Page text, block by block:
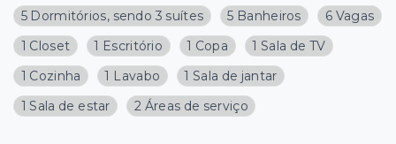
5 Dormitórios, sendo 3 suítes 5 Banheiros
6 Vagas
1 Closet
1 Escritório 1 Copa
1 Sala de TV
1 Cozinha
1 Lavabo
1 Sala de jantar
1 Sala de estar
2 Áreas de serviço